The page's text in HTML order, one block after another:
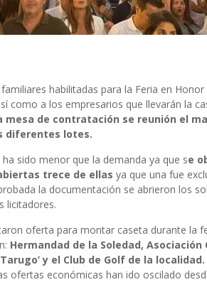
habilitadas para la Feria en
como a los empresarios que llevarán la
mesa de contratación se reunión el
diferentes lotes.
sido menor que la demanda ya que se
trece de ellas ya que una fue
la documentación se abrieron los
licitadores.
oferta para montar caseta durante la
Hermandad de la Soledad, Asociación
y el Club de Golf de la localidad.
ofertas económicas han ido oscilado